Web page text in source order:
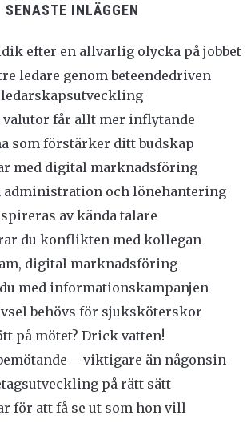
SENASTE INLÄGGEN
efter en allvarlig olycka på jobbet
ledare genom beteendedriven
ledarskapsutveckling
får allt mer inflytande
som förstärker ditt budskap
med digital marknadsföring
administration och lönehantering
av kända talare
du konflikten med kollegan
digital marknadsföring
med informationskampanjen
behövs för sjuksköterskor
på mötet? Drick vatten!
– viktigare än någonsin
på rätt sätt
för att få se ut som hon vill